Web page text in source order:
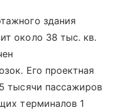
здания
около 38 тыс. кв.
Его проектная
тысячи пассажиров
терминалов 1